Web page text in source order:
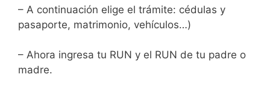
– A continuación elige el trámite: cédulas y
pasaporte, matrimonio, vehículos…)
– Ahora ingresa tu RUN y el RUN de tu padre o
madre.